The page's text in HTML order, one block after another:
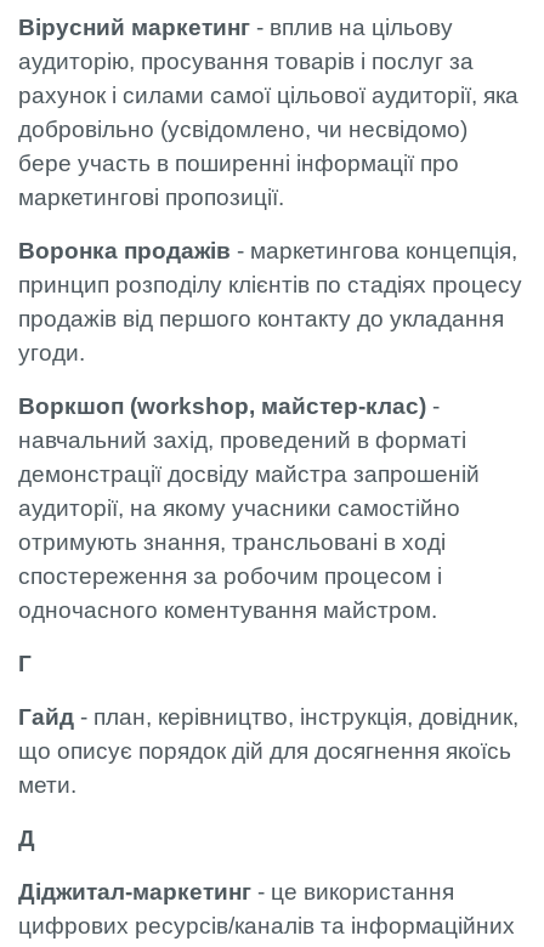
Вірусний маркетинг - вплив на цільову
аудиторію, просування товарів і послуг за
рахунок і силами самої цільової аудиторії, яка
добровільно (усвідомлено, чи несвідомо)
бере участь в поширенні інформації про
маркетингові пропозиції.
Воронка продажів - маркетингова концепція,
принцип розподілу клієнтів по стадіях процесу
продажів від першого контакту до укладання
угоди.
Воркшоп (workshop, майстер-клас) -
навчальний захід, проведений в форматі
демонстрації досвіду майстра запрошеній
аудиторії, на якому учасники самостійно
отримують знання, трансльовані в ході
спостереження за робочим процесом і
одночасного коментування майстром.
Г
Гайд - план, керівництво, інструкція, довідник,
що описує порядок дій для досягнення якоїсь
мети.
Д
Діджитал-маркетинг - це використання
цифрових ресурсів/каналів та інформаційних